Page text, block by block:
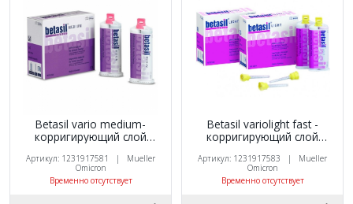
Betasil vario medium-
корригирующий слой
силиконовая слепочная
масса, Mueller-Omicron
Артикул: 1231917581 | Mueller
Omicron
Временно отсутствует
Betasil variolight fast -
корригирующий слой
силиконовая слепочная
масса, Mueller-Omicron
Артикул: 1231917583 | Mueller
Omicron
Временно отсутствует